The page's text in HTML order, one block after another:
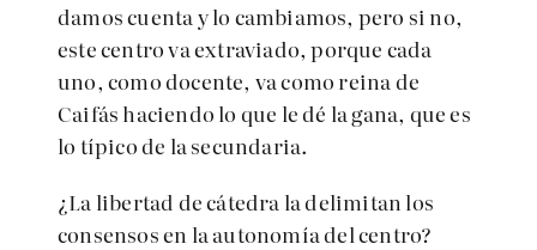
damos cuenta y lo cambiamos, pero si no,
este centro va extraviado, porque cada
uno, como docente, va como reina de
Caifás haciendo lo que le dé la gana, que es
lo típico de la secundaria.
¿La libertad de cátedra la delimitan los
consensos en la autonomía del centro?